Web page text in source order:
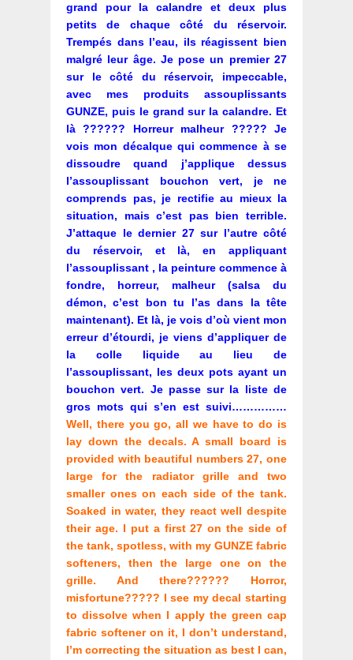
grand pour la calandre et deux plus
petits de chaque côté du réservoir.
Trempés dans l’eau, ils réagissent bien
malgré leur âge. Je pose un premier 27
sur le côté du réservoir, impeccable,
avec mes produits assouplissants
GUNZE, puis le grand sur la calandre. Et
là ?????? Horreur malheur ????? Je
vois mon décalque qui commence à se
dissoudre quand j’applique dessus
l’assouplissant bouchon vert, je ne
comprends pas, je rectifie au mieux la
situation, mais c’est pas bien terrible.
J’attaque le dernier 27 sur l’autre côté
du réservoir, et là, en appliquant
l’assouplissant , la peinture commence à
fondre, horreur, malheur (salsa du
démon, c’est bon tu l’as dans la tête
maintenant). Et là, je vois d’où vient mon
erreur d’étourdi, je viens d’appliquer de
la colle liquide au lieu de
l’assouplissant, les deux pots ayant un
bouchon vert. Je passe sur la liste de
gros mots qui s’en est suivi……………
Well, there you go, all we have to do is
lay down the decals. A small board is
provided with beautiful numbers 27, one
large for the radiator grille and two
smaller ones on each side of the tank.
Soaked in water, they react well despite
their age. I put a first 27 on the side of
the tank, spotless, with my GUNZE fabric
softeners, then the large one on the
grille. And there?????? Horror,
misfortune????? I see my decal starting
to dissolve when I apply the green cap
fabric softener on it, I don’t understand,
I’m correcting the situation as best I can,